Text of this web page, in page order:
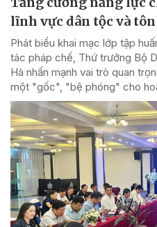
lĩnh vực dân tộc và
Phát biểu khai mạc lớp tập
tác pháp chế, Thứ trưởng Bộ
Hà nhấn mạnh vai trò quan
một "gốc", "bệ phóng" cho